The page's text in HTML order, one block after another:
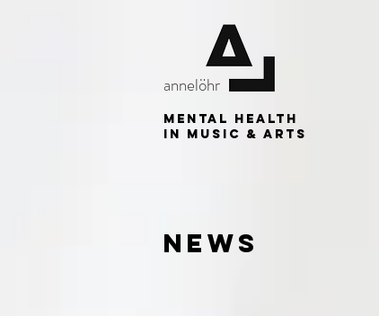
annelöhr
mental health
in music & arts
news